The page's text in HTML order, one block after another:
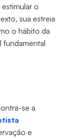
o
sua estreia
o hábito da
fundamental
se a
e